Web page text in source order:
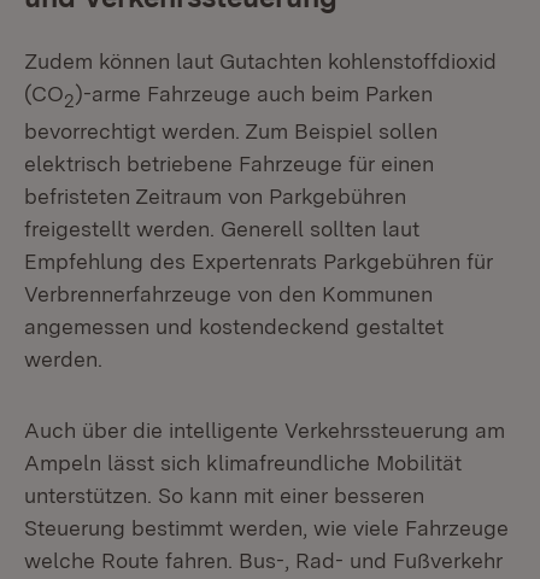
Zudem können laut Gutachten kohlenstoffdioxid
(CO2)-arme Fahrzeuge auch beim Parken
bevorrechtigt werden. Zum Beispiel sollen
elektrisch betriebene Fahrzeuge für einen
befristeten Zeitraum von Parkgebühren
freigestellt werden. Generell sollten laut
Empfehlung des Expertenrats Parkgebühren für
Verbrennerfahrzeuge von den Kommunen
angemessen und kostendeckend gestaltet
werden.
Auch über die intelligente Verkehrssteuerung am
Ampeln lässt sich klimafreundliche Mobilität
unterstützen. So kann mit einer besseren
Steuerung bestimmt werden, wie viele Fahrzeuge
welche Route fahren. Bus-, Rad- und Fußverkehr